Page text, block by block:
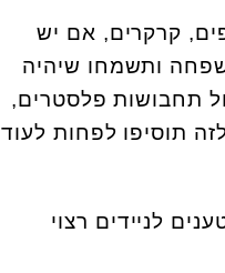
קרקרים, אם יש
ותשמחו שיהיה
תחבושות פלסטרים,
תוסיפו לפחות לעוד
לניידים רצוי